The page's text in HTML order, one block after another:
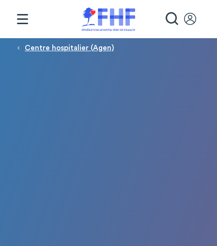
Fil d'Ariane
Centre hospitalier (Agen)
Panneau de gestion des cookies